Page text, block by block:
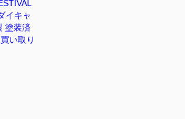
イキャ
塗装済
い取り